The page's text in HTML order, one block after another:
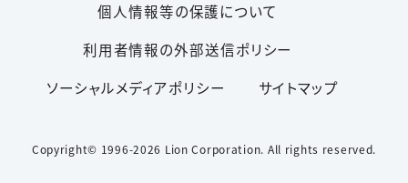
個人情報等の保護について
利用者情報の外部送信ポリシー
ソーシャルメディアポリシー
サイトマップ
Copyright© 1996-2026 Lion Corporation. All rights reserved.